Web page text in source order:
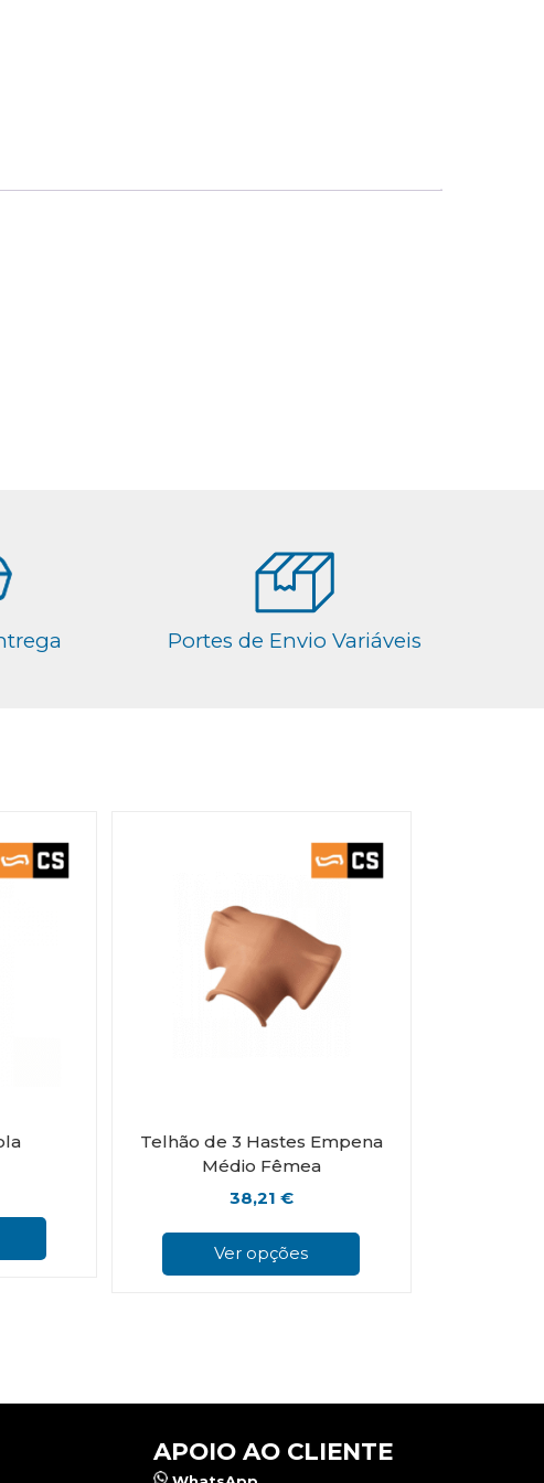
Portes de Envio Variáveis
Telhão de 3 Hastes Empena
Médio Fêmea
38,21 €
Ver opções
APOIO AO CLIENTE